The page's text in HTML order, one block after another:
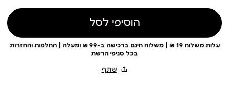
הוסיפי לסל
עלות משלוח 19 ₪ | משלוח חינם ברכישה ב-99 ₪ ומעלה | החלפות והחזרות
בכל סניפי הרשת